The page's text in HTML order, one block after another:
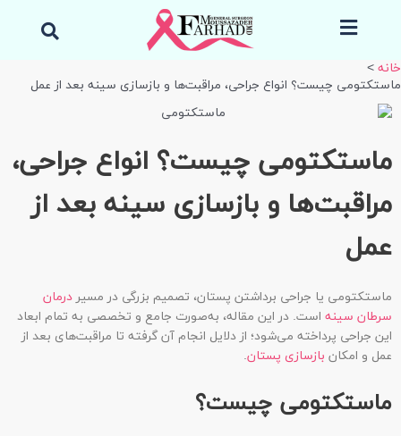
خانه
ماستکتومی چیست؟ انواع جراحی، مراقبت‌ها و بازسازی سینه بعد از عمل
ماستکتومی چیست؟ انواع جراحی،
مراقبت‌ها و بازسازی سینه بعد از
عمل
ماستکتومی یا جراحی برداشتن پستان، تصمیم بزرگی در مسیر درمان
سرطان سینه است. در این مقاله، به‌صورت جامع و تخصصی به تمام ابعاد
این جراحی پرداخته می‌شود؛ از دلایل انجام آن گرفته تا مراقبت‌های بعد از
عمل و امکان بازسازی پستان.
ماستکتومی چیست؟